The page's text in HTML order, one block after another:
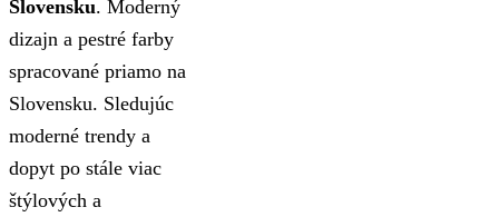
Slovensku. Moderný
dizajn a pestré farby
spracované priamo na
Slovensku. Sledujúc
moderné trendy a
dopyt po stále viac
štýlových a